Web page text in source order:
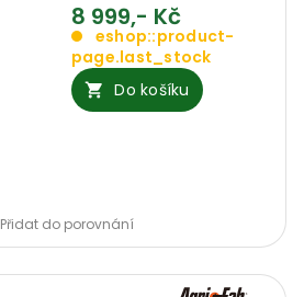
8 999,- Kč
eshop::product-
page.last_stock
Do košíku
Přidat do porovnání